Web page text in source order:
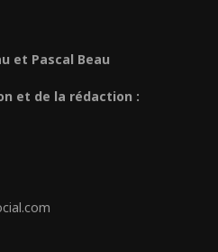
et Pascal Beau
et de la rédaction :